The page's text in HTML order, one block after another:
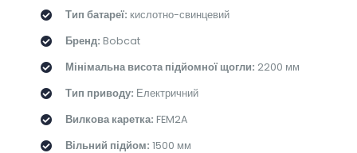
Тип батареї: кислотно-свинцевий
Бренд: Bobcat
Мінімальна висота підйомної щогли: 2200 мм
Тип приводу: Електричний
Вилкова каретка: FEM2A
Вільний підйом: 1500 мм